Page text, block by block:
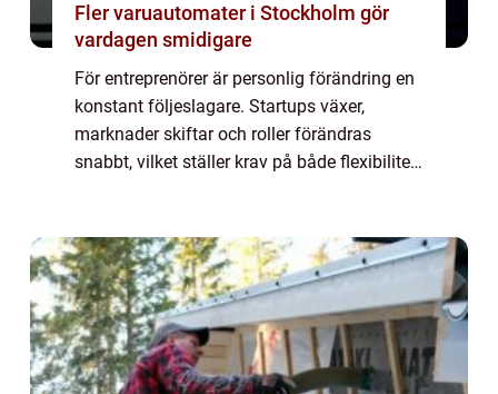
Fler varuautomater i Stockholm gör
vardagen smidigare
För entreprenörer är personlig förändring en
konstant följeslagare. Startups växer,
marknader skiftar och roller förändras
snabbt, vilket ställer krav på både flexibilitet